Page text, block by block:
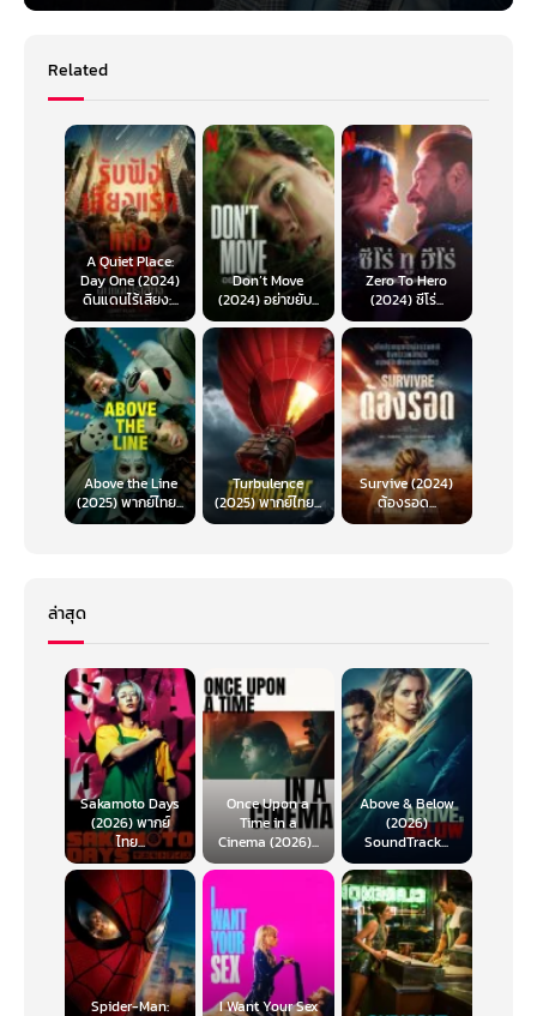
Related
A Quiet Place:
Day One (2024)
ดินแดนไร้เสียง:...
Don’t Move
(2024) อย่าขยับ...
Zero To Hero
(2024) ซีโร่...
Above the Line
(2025) พากย์ไทย...
Turbulence
(2025) พากย์ไทย...
Survive (2024)
ต้องรอด...
ล่าสุด
Sakamoto Days
(2026) พากย์
ไทย...
Once Upon a
Time in a
Cinema (2026)...
Above & Below
(2026)
SoundTrack...
Spider-Man:
I Want Your Sex